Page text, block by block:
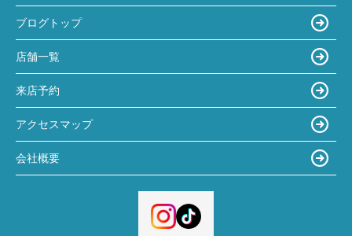
ブログトップ
店舗一覧
来店予約
アクセスマップ
会社概要